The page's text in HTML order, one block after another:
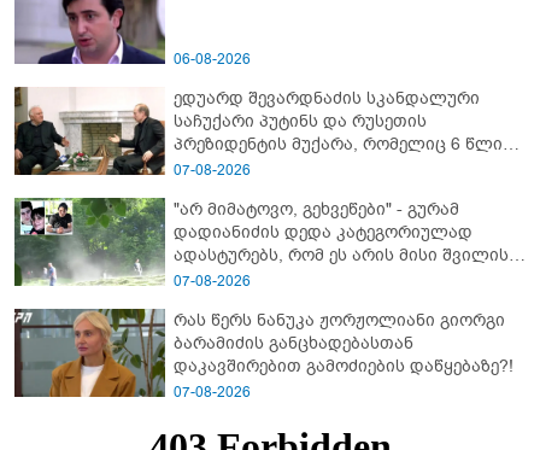
06-08-2026
ედუარდ შევარდნაძის სკანდალური
საჩუქარი პუტინს და რუსეთის
პრეზიდენტის მუქარა, რომელიც 6 წლის
შემდეგ აასრულა
07-08-2026
"არ მიმატოვო, გეხვეწები" - გუ­რა­მ
დადიანიძის დედა კა­ტე­გო­რი­უ­ლად
ადას­ტუ­რებს, რომ ეს არის მისი შვი­ლის
ხმა
07-08-2026
რას წერს ნანუკა ჟორჟოლიანი გიორგი
ბარამიძის განცხადებასთან
დაკავშირებით გამოძიების დაწყებაზე?!
07-08-2026